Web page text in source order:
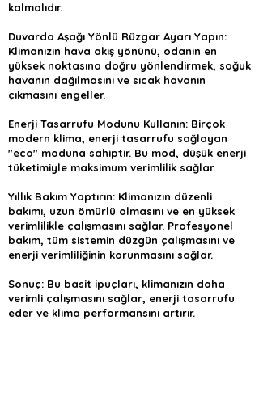
kalmalıdır.
Duvarda Aşağı Yönlü Rüzgar Ayarı Yapın:
Klimanızın hava akış yönünü, odanın en
yüksek noktasına doğru yönlendirmek, soğuk
havanın dağılmasını ve sıcak havanın
çıkmasını engeller.
Enerji Tasarrufu Modunu Kullanın: Birçok
modern klima, enerji tasarrufu sağlayan
"eco" moduna sahiptir. Bu mod, düşük enerji
tüketimiyle maksimum verimlilik sağlar.
Yıllık Bakım Yaptırın: Klimanızın düzenli
bakımı, uzun ömürlü olmasını ve en yüksek
verimlilikle çalışmasını sağlar. Profesyonel
bakım, tüm sistemin düzgün çalışmasını ve
enerji verimliliğinin korunmasını sağlar.
Sonuç: Bu basit ipuçları, klimanızın daha
verimli çalışmasını sağlar, enerji tasarrufu
eder ve klima performansını artırır.